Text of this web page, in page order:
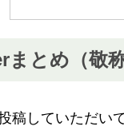
まとめ（敬
稿していただい